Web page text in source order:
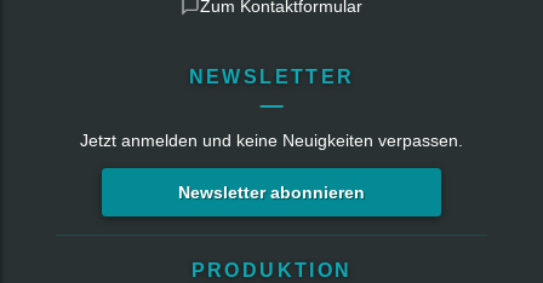
Zum Kontaktformular
NEWSLETTER
Jetzt anmelden und keine Neuigkeiten verpassen.
Newsletter abonnieren
PRODUKTION